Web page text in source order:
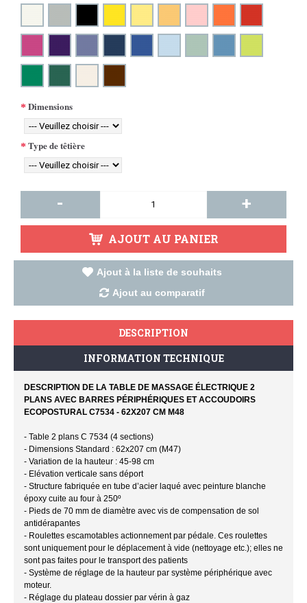
Dimensions
Type de têtière
- +
AJOUT AU PANIER
Ajout à la liste de souhaits
Ajout au comparatif
DESCRIPTION
INFORMATION TECHNIQUE
DESCRIPTION DE LA TABLE DE MASSAGE ÉLECTRIQUE 2
PLANS AVEC BARRES PÉRIPHÉRIQUES ET ACCOUDOIRS
ECOPOSTURAL C7534 - 62X207 CM M48
- Table 2 plans C 7534 (4 sections)
- Dimensions Standard : 62x207 cm (M47)
- Variation de la hauteur : 45-98 cm
- Elévation verticale sans déport
- Structure fabriquée en tube d’acier laqué avec peinture blanche
époxy cuite au four à 250º
- Pieds de 70 mm de diamètre avec vis de compensation de sol
antidérapantes
- Roulettes escamotables actionnement par pédale. Ces roulettes
sont uniquement pour le déplacement à vide (nettoyage etc.); elles ne
sont pas faites pour le transport des patients
- Système de réglage de la hauteur par système périphérique avec
moteur.
- Réglage du plateau dossier par vérin à gaz